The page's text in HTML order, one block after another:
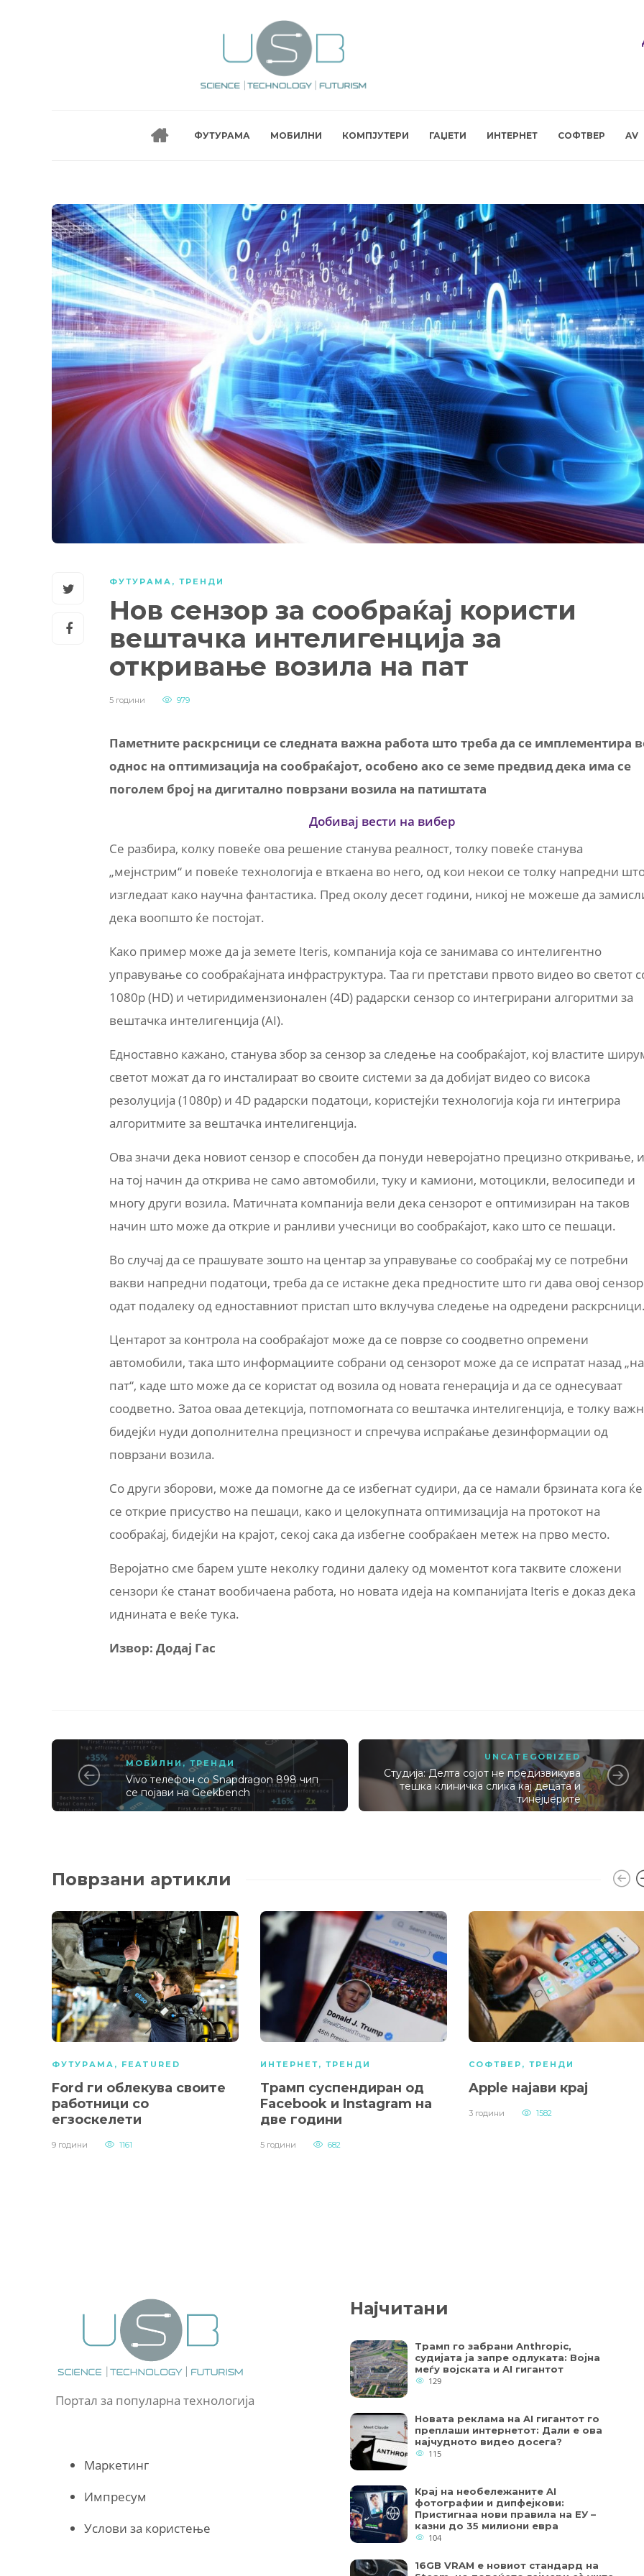
ФУТУРАМА МОБИЛНИ КОМПЈУТЕРИ ГАЏЕТИ ИНТЕРНЕТ СОФТВЕР AV
ФУТУРАМА , ТРЕНДИ
Нов сензор за сообраќај користи
вештачка интелигенција за
откривање возила на пат
5 години 979
Паметните раскрсници се следната важна работа што треба да се имплементира
однос на оптимизација на сообраќајот, особено ако се земе предвид дека има се
поголем број на дигитално поврзани возила на патиштата
Добивај вести на вибер
Се разбира, колку повеќе ова решение станува реалност, толку повеќе станува
„мејнстрим“ и повеќе технологија е вткаена во него, од кои некои се толку напредни
изгледаат како научна фантастика. Пред околу десет години, никој не можеше да
дека воопшто ќе постојат.
Како пример може да ја земете Iteris, компанија која се занимава со интелигентно
управување со сообраќајната инфраструктура. Таа ги претстави првото видео во светот
1080p (HD) и четиридимензионален (4D) радарски сензор со интегрирани алгоритми за
вештачка интелигенција (AI).
Едноставно кажано, станува збор за сензор за следење на сообраќајот, кој властите
светот можат да го инсталираат во своите системи за да добијат видео со висока
резолуција (1080p) и 4D радарски податоци, користејќи технологија која ги интегрира
алгоритмите за вештачка интелигенција.
Ова значи дека новиот сензор е способен да понуди неверојатно прецизно откривање, и
на тој начин да открива не само автомобили, туку и камиони, мотоцикли, велосипеди и
многу други возила. Матичната компанија вели дека сензорот е оптимизиран на таков
начин што може да открие и ранливи учесници во сообраќајот, како што се пешаци.
Во случај да се прашувате зошто на центар за управување со сообраќај му се потребни
вакви напредни податоци, треба да се истакне дека предностите што ги дава овој сензор
одат подалеку од едноставниот пристап што вклучува следење на одредени
Центарот за контрола на сообраќајот може да се поврзе со соодветно опремени
автомобили, така што информациите собрани од сензорот може да се испратат назад „на
пат“, каде што може да се користат од возила од новата генерација и да се однесуваат
соодветно. Затоа оваа детекција, потпомогната со вештачка интелигенција, е толку
бидејќи нуди дополнителна прецизност и спречува испраќање дезинформации од
поврзани возила.
Со други зборови, може да помогне да се избегнат судири, да се намали брзината кога ќе
се открие присуство на пешаци, како и целокупната оптимизација на протокот на
сообраќај, бидејќи на крајот, секој сака да избегне сообраќаен метеж на прво место.
Веројатно сме барем уште неколку години далеку од моментот кога таквите сложени
сензори ќе станат вообичаена работа, но новата идеја на компанијата Iteris е доказ дека
иднината е веќе тука.
Извор: Додај Гас
МОБИЛНИ,ТРЕНДИ
Vivo телефон со Snapdragon 898 чип
се појави на Geekbench
UNCATEGORIZED
Студија: Делта сојот не предизвикува
тешка клиничка слика кај децата и
тинејџерите
Поврзани артикли
ФУТУРАМА , FEATURED
Ford ги облекува своите
работници со
егзоскелети
9 години 1161
ИНТЕРНЕТ, ТРЕНДИ
Трамп суспендиран од
Facebook и Instagram на
две години
5 години 682
СОФТВЕР , ТРЕНДИ
Apple најави крај
3 години 1582
Портал за популарна технологија
Маркетинг
Импресум
Услови за користење
Најчитани
Трамп го забрани Anthropic,
судијата ја запре одлуката: Војна
меѓу војската и AI гигантот
129
Новата реклама на AI гигантот го
преплаши интернетот: Дали е ова
најчудното видео досега?
115
Крај на необележаните AI
фотографии и дипфејкови:
Пристигнаа нови правила на ЕУ –
казни до 35 милиони евра
104
16GB VRAM е новиот стандард на